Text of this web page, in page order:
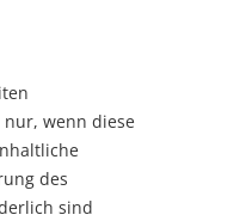
nur, wenn diese
des
sind